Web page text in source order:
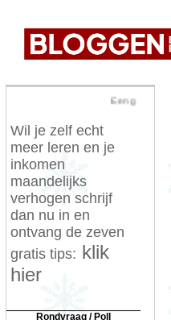
Een gezonde geest in
Wil je zelf echt
meer leren en je
inkomen
maandelijks
verhogen schrijf
dan nu in en
ontvang de zeven
gratis tips: klik
hier
Rondvraag / Poll